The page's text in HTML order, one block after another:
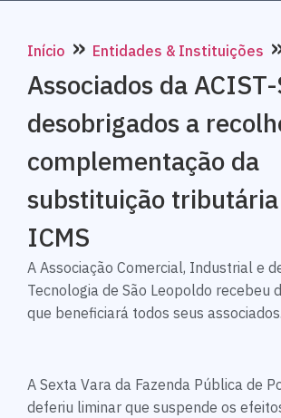
Início » Entidades & Instituições
Associados da
desobrigados a
complementação da
substituição
ICMS
A Associação Comercial, Industrial e
Tecnologia de São Leopoldo recebeu
que beneficiará todos seus associados.
A Sexta Vara da Fazenda Pública de
deferiu liminar que suspende os